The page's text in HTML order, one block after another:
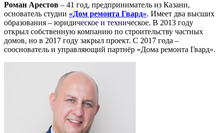
Роман Арестов – 41 год, предприниматель из Казани,
основатель студии «Дом ремонта Гвард». Имеет два высших
образования – юридическое и техническое. В 2013 году
открыл собственную компанию по строительству частных
домов, но в 2017 году закрыл проект. С 2017 года –
сооснователь и управляющий партнёр «Дома ремонта Гвард».